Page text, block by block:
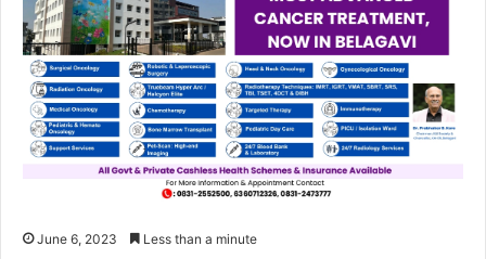
June 6, 2023 Less than a minute